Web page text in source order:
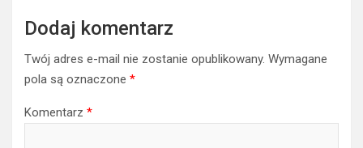
Dodaj komentarz
Twój adres e-mail nie zostanie opublikowany. Wymagane
pola są oznaczone *
Komentarz *